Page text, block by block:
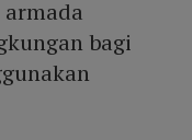
armada
bagi